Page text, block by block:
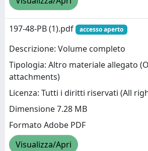
197-48-PB (1).pdf accesso aperto
Descrizione: Volume completo
Tipologia: Altro materiale allegato
attachments)
Licenza: Tutti i diritti riservati (All
Dimensione 7.28 MB
Formato Adobe PDF
Visualizza/Apri